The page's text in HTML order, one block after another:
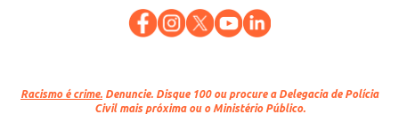
Racismo é crime. Denuncie. Disque 100 ou procure a Delegacia de Polícia
Civil mais próxima ou o Ministério Público.